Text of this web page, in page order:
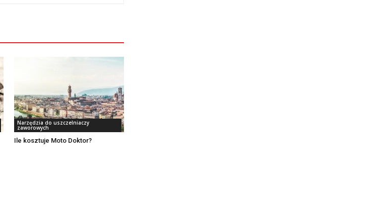
Narzędzia do uszczelniaczy
zaworowych
Ile kosztuje Moto Doktor?